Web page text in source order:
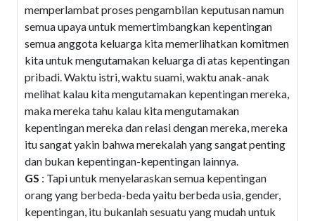
memperlambat proses pengambilan keputusan namun
semua upaya untuk memertimbangkan kepentingan
semua anggota keluarga kita memerlihatkan komitmen
kita untuk mengutamakan keluarga di atas kepentingan
pribadi. Waktu istri, waktu suami, waktu anak-anak
melihat kalau kita mengutamakan kepentingan mereka,
maka mereka tahu kalau kita mengutamakan
kepentingan mereka dan relasi dengan mereka, mereka
itu sangat yakin bahwa merekalah yang sangat penting
dan bukan kepentingan-kepentingan lainnya.
GS : Tapi untuk menyelaraskan semua kepentingan
orang yang berbeda-beda yaitu berbeda usia, gender,
kepentingan, itu bukanlah sesuatu yang mudah untuk